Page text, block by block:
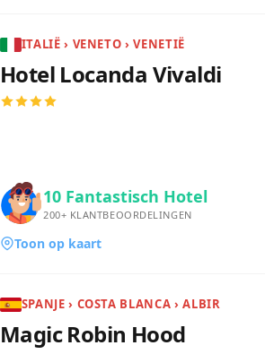
ITALIË › VENETO › VENETIË
Hotel Locanda Vivaldi
10 Fantastisch Hotel
200+ KLANTBEOORDELINGEN
Toon op kaart
SPANJE › COSTA BLANCA › ALBIR
Magic Robin Hood